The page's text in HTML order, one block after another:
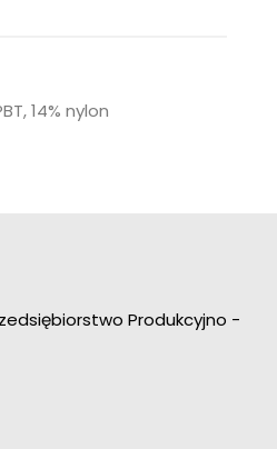
14% nylon
Produkcyjno -